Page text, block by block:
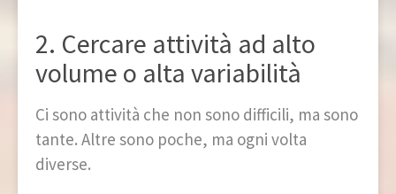
2. Cercare attività ad alto
volume o alta variabilità
Ci sono attività che non sono difficili, ma sono
tante. Altre sono poche, ma ogni volta
diverse.